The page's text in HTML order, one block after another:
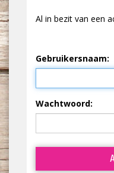
Al in bezit van een
Gebruikersnaam:
Wachtwoord: